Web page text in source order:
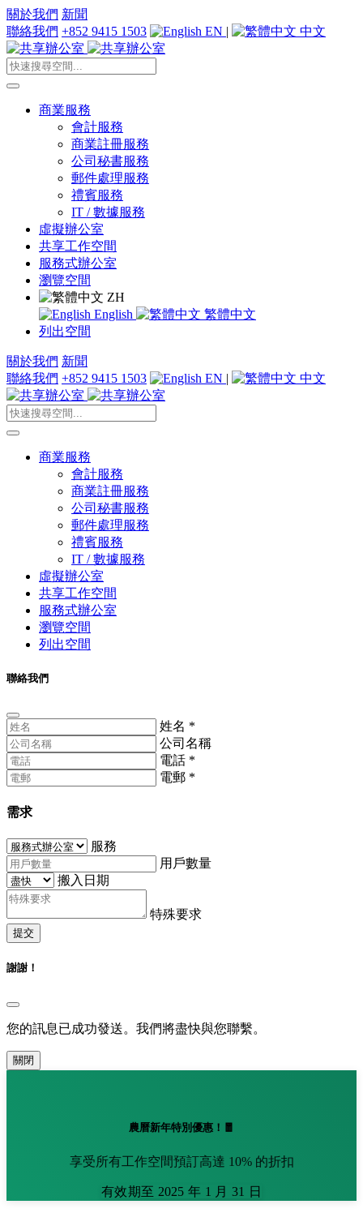
關於我們 新聞
聯絡我們 +852 9415 1503 EN | 中文
商業服務
會計服務
商業註冊服務
公司秘書服務
郵件處理服務
禮賓服務
IT / 數據服務
虛擬辦公室
共享工作空間
服務式辦公室
瀏覽空間
ZH
English
繁體中文
列出空間
關於我們 新聞
聯絡我們 +852 9415 1503 EN | 中文
商業服務
會計服務
商業註冊服務
公司秘書服務
郵件處理服務
禮賓服務
IT / 數據服務
虛擬辦公室
共享工作空間
服務式辦公室
瀏覽空間
列出空間
聯絡我們
姓名 *
公司名稱
電話 *
電郵 *
需求
服務
用戶數量
搬入日期
特殊要求
提交
謝謝！
您的訊息已成功發送。我們將盡快與您聯繫。
關閉
農曆新年特別優惠！🧧
享受所有工作空間預訂高達 10% 的折扣
有效期至 2025 年 1 月 31 日